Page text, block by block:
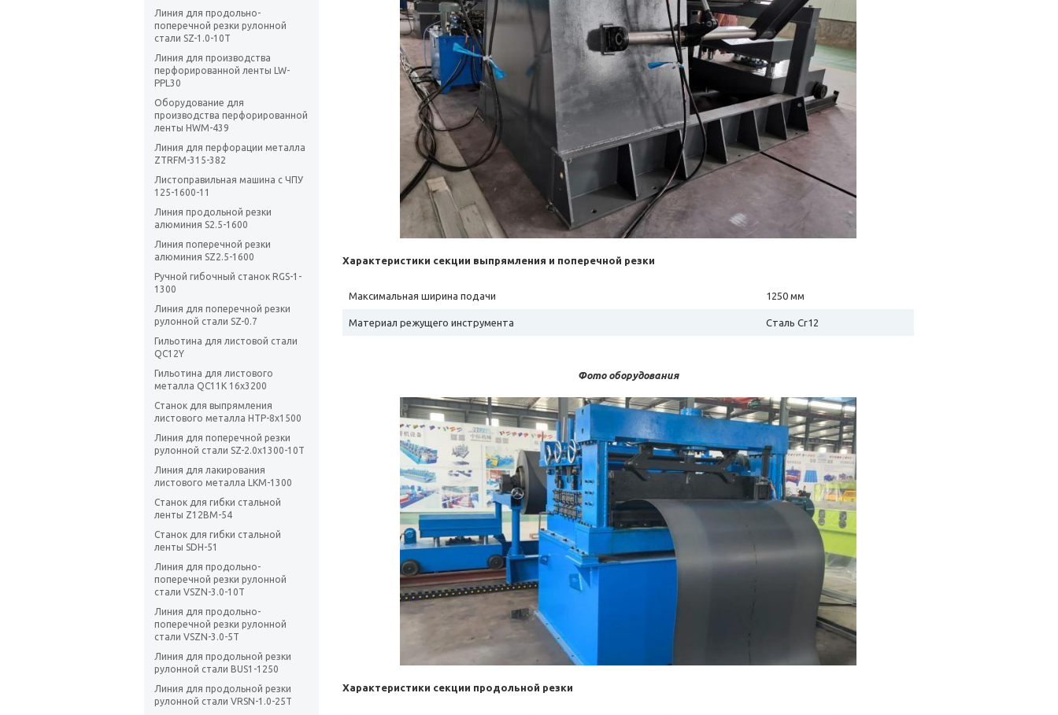
Линия для продольно-
поперечной резки рулонной
стали SZ-1.0-10T
Линия для производства
перфорированной ленты LW-
PPL30
Оборудование для
производства перфорированной
ленты HWM-439
Линия для перфорации металла
ZTRFM-315-382
Листоправильная машина с ЧПУ
125-1600-11
Линия продольной резки
алюминия S2.5-1600
Линия поперечной резки
алюминия SZ2.5-1600
Ручной гибочный станок RGS-1-
1300
Линия для поперечной резки
рулонной стали SZ-0.7
Гильотина для листовой стали
QC12Y
Гильотина для листового
металла QC11K 16х3200
Станок для выпрямления
листового металла HTP-8х1500
Линия для поперечной резки
рулонной стали SZ-2.0х1300-10T
Линия для лакирования
листового металла LKM-1300
Станок для гибки стальной
ленты Z12BM-54
Станок для гибки стальной
ленты SDH-51
Линия для продольно-
поперечной резки рулонной
стали VSZN-3.0-10T
Линия для продольно-
поперечной резки рулонной
стали VSZN-3.0-5T
Линия для продольной резки
рулонной стали BUS1-1250
Линия для продольной резки
рулонной стали VRSN-1.0-25T
Характеристики секции выпрямления и поперечной резки
Максимальная ширина подачи 1250 мм
Материал режущего инструмента Сталь Cr12
Фото оборудования
Характеристики секции продольной резки